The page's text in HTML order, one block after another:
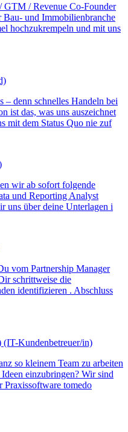
/ Revenue Co-Founder
und Immobilienbranche
hochzukrempeln und mit uns
– denn schnelles Handeln bei
ist das, was uns auszeichnet
mit dem Status Quo nie zuf
wir ab sofort folgende
und Reporting Analyst
uns über deine Unterlagen i
vom Partnership Manager
schrittweise die
identifizieren . Abschluss
Kundenbetreuer/in)
so kleinem Team zu arbeiten
einzubringen? Wir sind
Praxissoftware tomedo